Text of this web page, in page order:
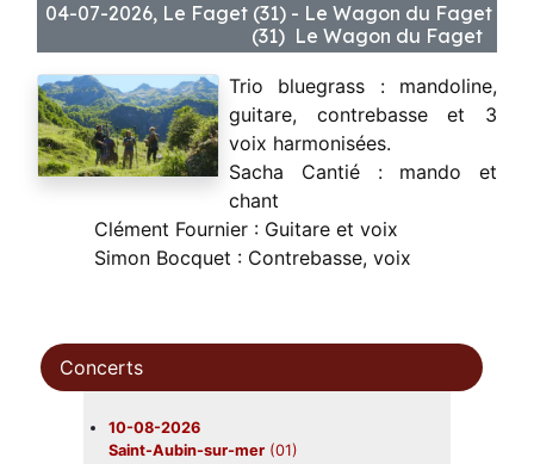
04-07-2026, Le Faget (31) - Le Wagon du Faget
(31) Le Wagon du Faget
Trio bluegrass : mandoline,
guitare, contrebasse et 3
voix harmonisées.
Sacha Cantié : mando et
chant
Clément Fournier : Guitare et voix
Simon Bocquet : Contrebasse, voix
Concerts
10-08-2026
Saint-Aubin-sur-mer (01)